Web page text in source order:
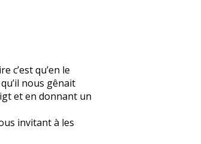
c’est qu’en le
nous gênait
et en donnant un
invitant à les